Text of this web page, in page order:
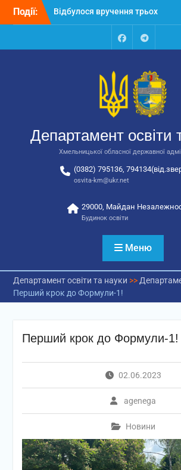
Перейти
Події:
Відбулося засідання
колегії Департаменту
освіти та науки обласної
державної адміністрації
відповідальних за
національно-патріотичне
автобусів для потреб
закладів освіти
FacebookTalegram
Департамент освіти
Хмельницької обласної державної
(0382) 795136,
osvita-km@ukr.net
29000, Майдан
Будинок освіти
Меню
Департамент освіти та науки >>
Перший крок до Формули-1!
Перший крок до Формули-1!
02.06.2023
agenega
Новини